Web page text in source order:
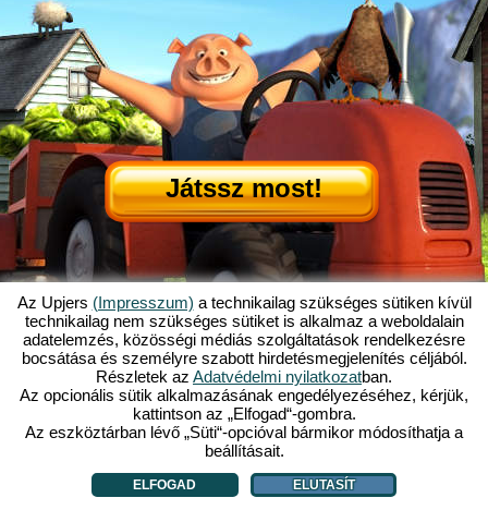
Játssz most!
Mi is az az Én Kicsi Tanyám?|
Itt olvashatod ennek a böngészős játéknak a történetét!| Ami rád vár...|
ÁSZF|Impresszum|Adatvédelmi nyilatkozat|Szabályzat|Fórum|
Támogatás|My Free Farm 2 App|Google Play|App Store
Böngészős játékok - Upjers.com|Sütik kezelése
Az Upjers (Impresszum) a technikailag szükséges sütiken kívül
technikailag nem szükséges sütiket is alkalmaz a weboldalain
adatelemzés, közösségi médiás szolgáltatások rendelkezésre
bocsátása és személyre szabott hirdetésmegjelenítés céljából.
Részletek az Adatvédelmi nyilatkozatban.
Az opcionális sütik alkalmazásának engedélyezéséhez, kérjük,
kattintson az „Elfogad“-gombra.
Az eszköztárban lévő „Süti“-opcióval bármikor módosíthatja a
beállításait.
ELFOGAD ELUTASÍT